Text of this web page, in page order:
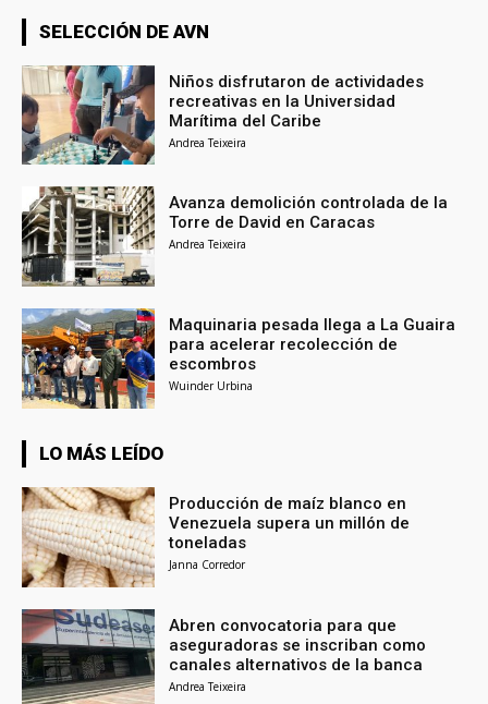
SELECCIÓN DE AVN
Niños disfrutaron de actividades
recreativas en la Universidad
Marítima del Caribe
Andrea Teixeira
Avanza demolición controlada de la
Torre de David en Caracas
Andrea Teixeira
Maquinaria pesada llega a La Guaira
para acelerar recolección de
escombros
Wuinder Urbina
LO MÁS LEÍDO
Producción de maíz blanco en
Venezuela supera un millón de
toneladas
Janna Corredor
Abren convocatoria para que
aseguradoras se inscriban como
canales alternativos de la banca
Andrea Teixeira